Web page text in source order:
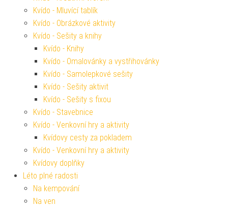
Kvído - Mluvící tablík
Kvído - Obrázkové aktivity
Kvído - Sešity a knihy
Kvído - Knihy
Kvído - Omalovánky a vystřihovánky
Kvído - Samolepkové sešity
Kvído - Sešity aktivit
Kvído - Sešity s fixou
Kvído - Stavebnice
Kvído - Venkovní hry a aktivity
Kvídovy cesty za pokladem
Kvído - Venkovní hry a aktivity
Kvídovy doplňky
Léto plné radosti
Na kempování
Na ven